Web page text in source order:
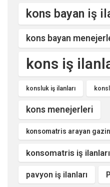
kons bayan iş
kons bayan
kons iş
konsluk iş ilanları
kons menejerleri
konsomatris arayan
konsomatris iş ilanları
pavyon iş ilanları